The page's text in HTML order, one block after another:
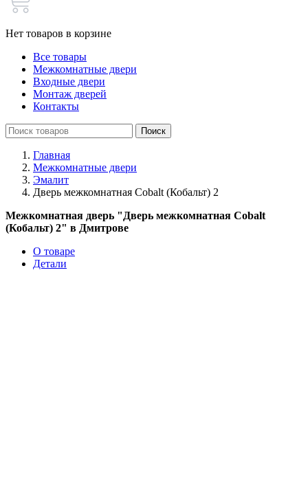
Нет товаров в корзине
Все товары
Межкомнатные двери
Входные двери
Монтаж дверей
Контакты
Search
for:
Поиск
Главная
Межкомнатные двери
Эмалит
Дверь межкомнатная Cobalt (Кобальт) 2
Межкомнатная дверь "Дверь межкомнатная Cobalt
(Кобальт) 2" в Дмитрове
О товаре
Детали